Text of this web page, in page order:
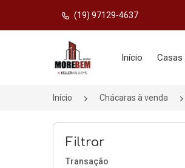
(19) 97129-4637
Página inicial
Início
Início Chácaras à venda
Filtrar
Transação